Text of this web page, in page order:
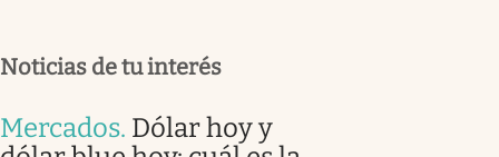
Noticias de tu interés
Mercados. Dólar hoy y